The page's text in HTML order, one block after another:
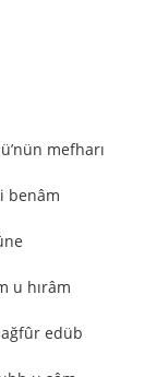
mefharı
benâm
u hırâm
edüb